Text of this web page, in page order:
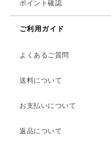
ポイント確認
ご利用ガイド
よくあるご質問
送料について
お支払いについて
返品について